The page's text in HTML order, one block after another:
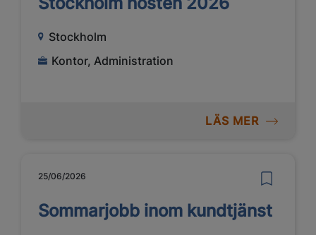
Stockholm
Kontor, Administration
LÄS MER
25/06/2026
Sommarjobb inom kundtjänst